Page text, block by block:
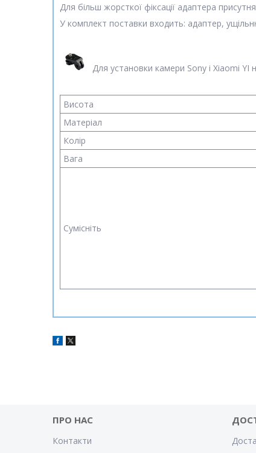
Для більш жорсткої фіксації адаптера
У комплект поставки входить: адаптер,
Для установки камери Sony і Xiaomi YI
Висота
Матеріал
Колір
Вага
Сумісніть
ПРО НАС
Контакти